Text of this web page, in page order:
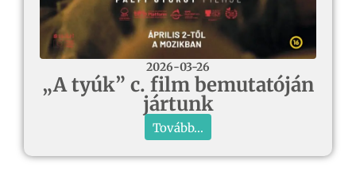
2026-03-26
„A tyúk” c. film bemutatóján
jártunk
Tovább...